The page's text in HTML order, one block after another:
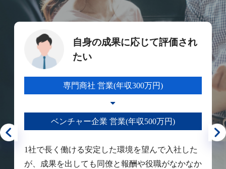
自身の成果に応じて評価され
たい
専門商社 営業(年収300万円)
ベンチャー企業 営業(年収500万円)
1社で長く働ける安定した環境を望んで入社した
が、成果を出しても同僚と報酬や役職がなかなか